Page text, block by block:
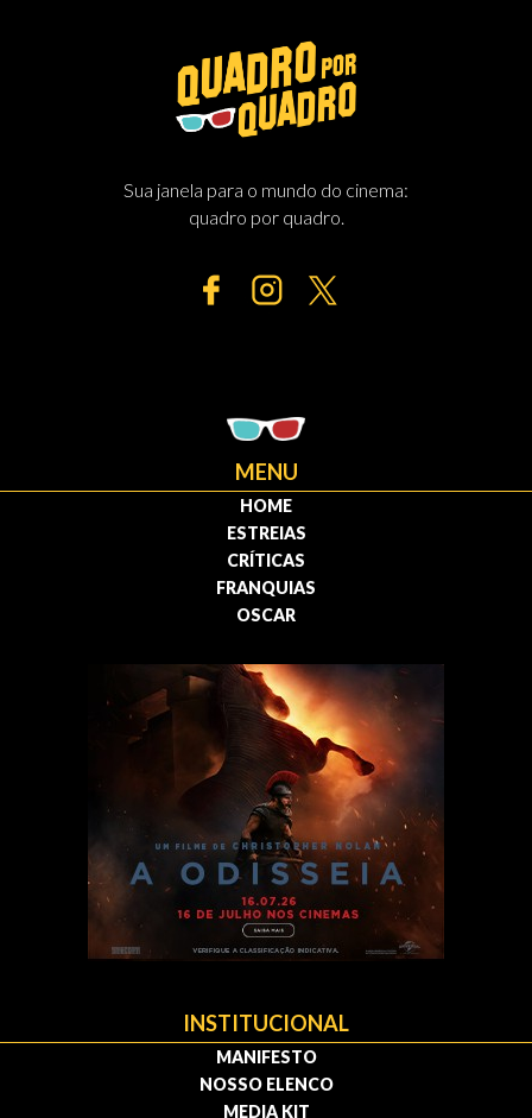
Sua janela para o mundo do cinema:
quadro por quadro.
MENU
HOME
ESTREIAS
CRÍTICAS
FRANQUIAS
OSCAR
INSTITUCIONAL
MANIFESTO
NOSSO ELENCO
MEDIA KIT